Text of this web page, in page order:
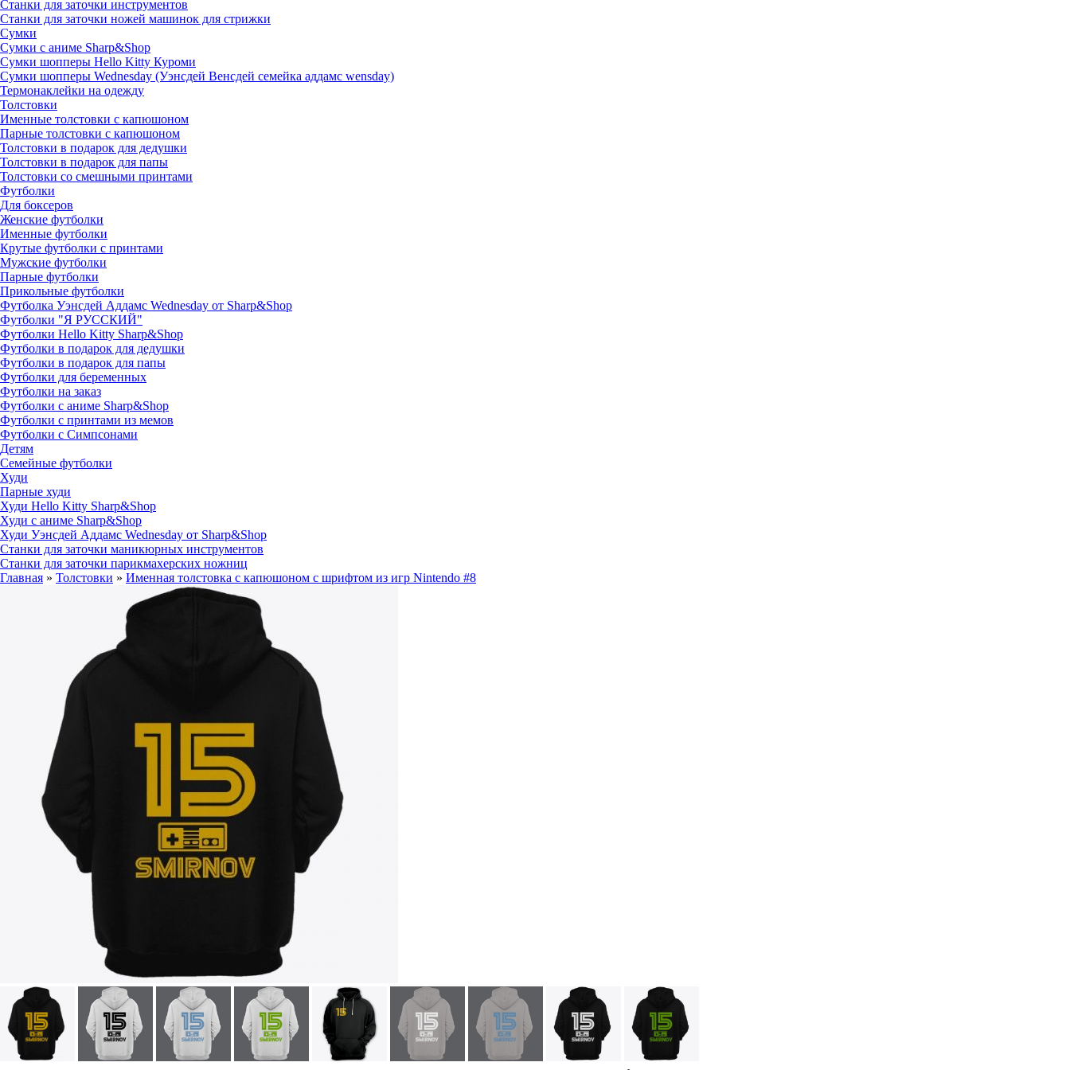
Станки для заточки инструментов
Станки для заточки ножей машинок для стрижки
Сумки
Сумки с аниме Sharp&Shop
Сумки шопперы Hello Kitty Куроми
Сумки шопперы Wednesday (Уэнсдей Венсдей семейка аддамс wensday)
Термонаклейки на одежду
Толстовки
Именные толстовки с капюшоном
Парные толстовки с капюшоном
Толстовки в подарок для дедушки
Толстовки в подарок для папы
Толстовки со смешными принтами
Футболки
Для боксеров
Женские футболки
Именные футболки
Крутые футболки с принтами
Мужские футболки
Парные футболки
Прикольные футболки
Футболка Уэнсдей Аддамс Wednesday от Sharp&Shop
Футболки "Я РУССКИЙ"
Футболки Hello Kitty Sharp&Shop
Футболки в подарок для дедушки
Футболки в подарок для папы
Футболки для беременных
Футболки на заказ
Футболки с аниме Sharp&Shop
Футболки с принтами из мемов
Футболки с Симпсонами
Детям
Семейные футболки
Худи
Парные худи
Худи Hello Kitty Sharp&Shop
Худи с аниме Sharp&Shop
Худи Уэнсдей Аддамс Wednesday от Sharp&Shop
Станки для заточки маникюрных инструментов
Станки для заточки парикмахерских ножниц
Главная » Толстовки » Именная толстовка с капюшоном с шрифтом из игр Nintendo #8